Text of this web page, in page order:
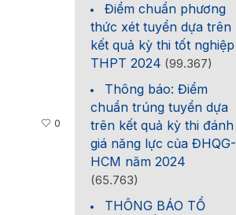
0
Điểm chuẩn phương
thức xét tuyển dựa trên
kết quả kỳ thi tốt nghiệp
THPT 2024 (99.367)
Thông báo: Điểm
chuẩn trúng tuyển dựa
trên kết quả kỳ thi đánh
giá năng lực của ĐHQG-
HCM năm 2024
(65.763)
THÔNG BÁO TỔ